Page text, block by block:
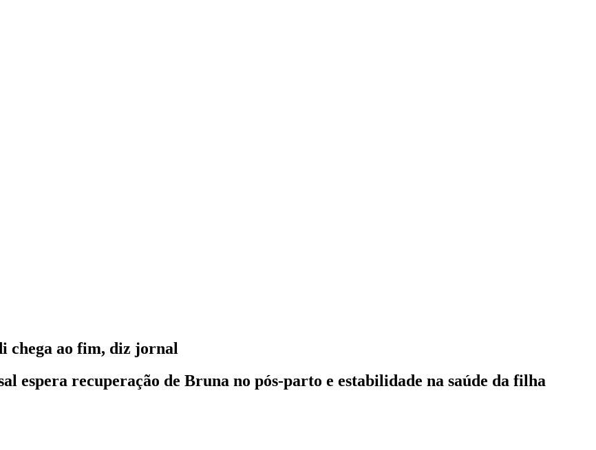
chega ao fim, diz jornal
espera recuperação de Bruna no pós-parto e estabilidade na saúde da filha